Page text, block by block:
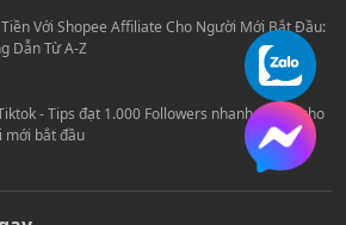
Với Shopee Affiliate Cho Người Mới Bắt Đầu:
Dẫn Từ A-Z
- Tips đạt 1.000 Followers nhanh chóng cho
mới bắt đầu